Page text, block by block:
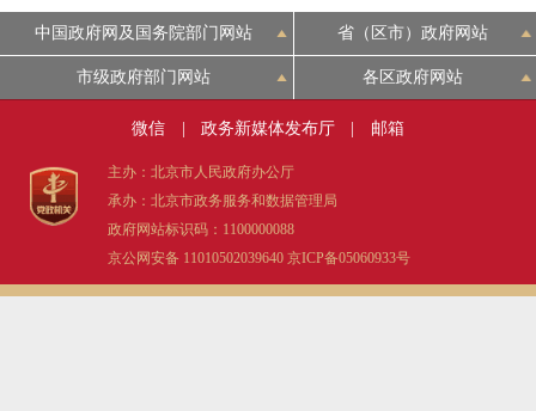
绿色北京
多语种
ENGLISH
DEUTSCH
中国政府网及国务院部门网站 省（区市）政府网站
市级政府部门网站 各区政府网站
微信 政务新媒体发布厅 邮箱
主办：北京市人民政府办公厅
承办：北京市政务服务和数据管理局
政府网站标识码：1100000088
京公网安备 11010502039640 京ICP备05060933号